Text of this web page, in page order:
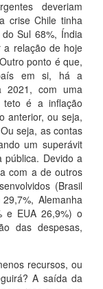
deveriam
crise Chile tinha
Sul 68%, Índia
a relação de hoje
ponto é que,
em si, há a
2021, com uma
é a inflação
anterior, ou seja,
seja, as contas
um superávit
pública. Devido a
com a de outros
(Brasil
Alemanha
e EUA 26,9%) o
das despesas,
recursos, ou
A saída da